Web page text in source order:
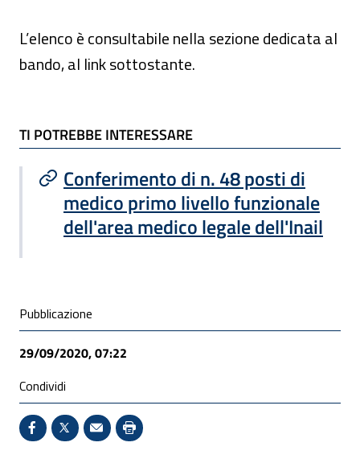
L’elenco è consultabile nella sezione dedicata al
bando, al link sottostante.
TI POTREBBE INTERESSARE
TI POTREBBE INTERESSARE
Conferimento di n. 48 posti di
medico primo livello funzionale
dell'area medico legale dell'Inail
Condivisione social
Pubblicazione
29/09/2020, 07:22
Condividi
Condividi su Facebook - Sito esterno - Apertura in
X - Sito esterno - Apertura in nuova finestra
Invio Mail: apre il programma di posta
Stampa pagina: scelta meno